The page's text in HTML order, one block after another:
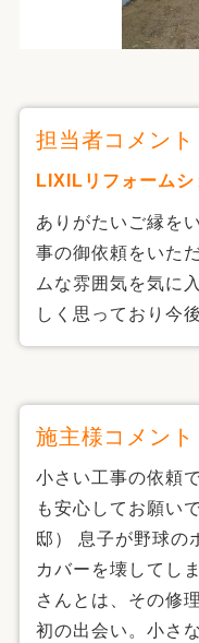
担当者コメント
LIXILリフォームシ
ありがたいご縁を
事の御依頼をいた
ムな雰囲気を気に
しく思っており今
施主様コメント
小さい工事の依頼
も安心してお願い
邸） 息子が野球の
カバーを壊してし
さんとは、その修
初の出会い。小さ